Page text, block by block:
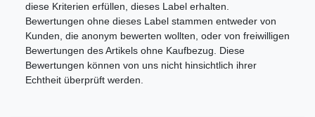
diese Kriterien erfüllen, dieses Label erhalten.
Bewertungen ohne dieses Label stammen entweder von
Kunden, die anonym bewerten wollten, oder von freiwilligen
Bewertungen des Artikels ohne Kaufbezug. Diese
Bewertungen können von uns nicht hinsichtlich ihrer
Echtheit überprüft werden.